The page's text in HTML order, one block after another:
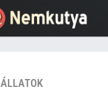
6
ÁLLATOK